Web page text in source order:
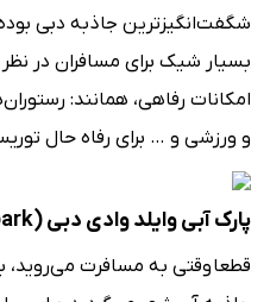
شگفت‌انگیزترین جاذبه دبی
بسیار شیک برای مسافران در
امکانات رفاهی، همانند:
و ورزشی و … برای رفاه حال
پارک آبی وایلد وادی دبی (Wild Wadi Waterpark)
قطعا وقتی به مسافرت می‌روید،